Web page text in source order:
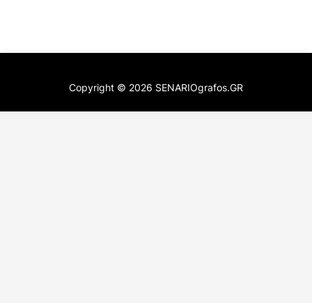
Copyright © 2026 SENARIOgrafos.GR